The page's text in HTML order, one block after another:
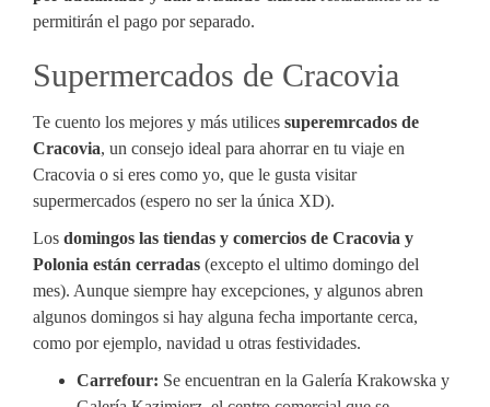
permitirán el pago por separado.
Supermercados de Cracovia
Te cuento los mejores y más utilices superemrcados de
Cracovia, un consejo ideal para ahorrar en tu viaje en
Cracovia o si eres como yo, que le gusta visitar
supermercados (espero no ser la única XD).
Los domingos las tiendas y comercios de Cracovia y
Polonia están cerradas (excepto el ultimo domingo del
mes). Aunque siempre hay excepciones, y algunos abren
algunos domingos si hay alguna fecha importante cerca,
como por ejemplo, navidad u otras festividades.
Carrefour: Se encuentran en la Galería Krakowska y